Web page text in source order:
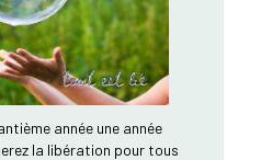
année une année
la libération pour tous